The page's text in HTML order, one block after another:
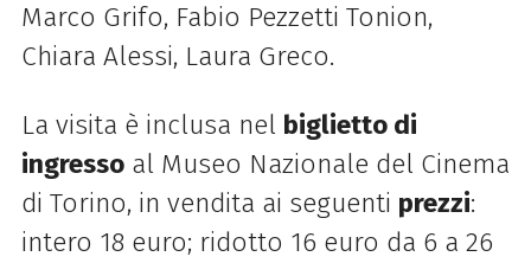
Marco Grifo, Fabio Pezzetti Tonion,
Chiara Alessi, Laura Greco.
La visita è inclusa nel biglietto di
ingressoal Museo Nazionale del Cinema
di Torino, in vendita ai seguenti prezzi:
intero 18 euro; ridotto 16 euro da 6 a 26